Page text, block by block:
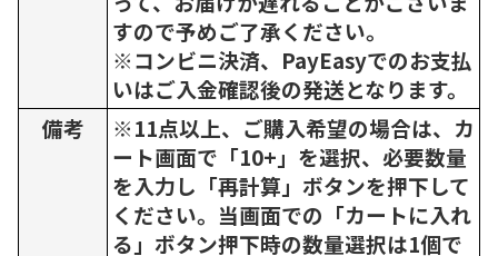
すので予めご了承ください。
※コンビニ決済、PayEasyでのお支払
いはご入金確認後の発送となります。
備考
※11点以上、ご購入希望の場合は、カ
ート画面で「10+」を選択、必要数量
を入力し「再計算」ボタンを押下して
ください。当画面での「カートに入れ
る」ボタン押下時の数量選択は1個で